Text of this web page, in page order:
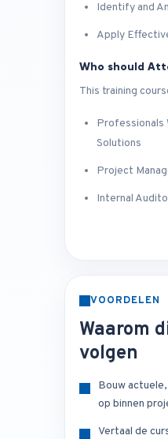
Identify and
Apply
Who should
This training
Professionals
Solutions
Project
Internal
VOORDELEN
Waarom
volgen
Bouw
op binnen
Vertaal de